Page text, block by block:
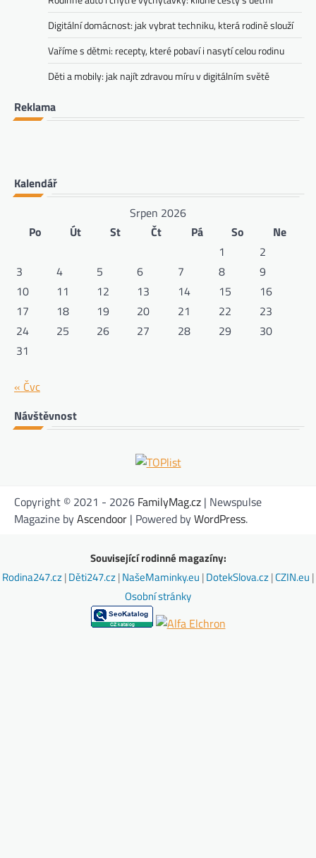
Digitální domácnost: jak vybrat techniku, která rodině slouží
Vaříme s dětmi: recepty, které pobaví i nasytí celou rodinu
Děti a mobily: jak najít zdravou míru v digitálním světě
Reklama
Kalendář
Srpen 2026
Po
Út St Čt Pá So
Ne
1
2
3
4 5 6 7 8
9
10
11 12 13 14 15
16
17
18 19 20 21 22
23
24
25 26 27 28 29
30
31
« Čvc
Návštěvnost
Copyright © 2021 - 2026 FamilyMag.cz | Newspulse
Magazine byAscendoor | Powered byWordPress.
Související rodinné magazíny:
Rodina247.cz|Děti247.cz|NašeMaminky.eu |DotekSlova.cz|CZIN.eu |
Osobní stránky